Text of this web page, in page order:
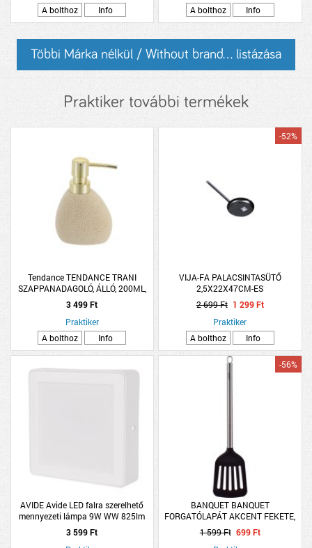
A bolthoz
Info
A bolthoz
Info
Többi Márka nélkül / Without brand... listázása
Praktiker további termékek
Tendance TENDANCE TRANI
SZAPPANADAGOLÓ, ÁLLÓ, 200ML,
BÉZS
3 499 Ft
Praktiker
A bolthoz
Info
VIJA-FA PALACSINTASÜTŐ
2,5X22X47CM-ES
-52%
2 699 Ft 1 299 Ft
Praktiker
A bolthoz
Info
AVIDE Avide LED falra szerelhető
mennyezeti lámpa 9W WW 825lm
3000K IP20 12,5x12,5x3,2cm
3 599 Ft
BANQUET BANQUET
FORGATÓLAPÁT AKCENT FEKETE,
33CM, LYUKAS
-56%
1 599 Ft 699 Ft